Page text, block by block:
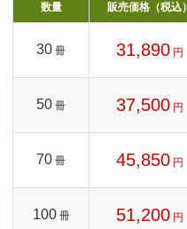
数量 販売価格（税込）
30 冊 31,890 円
50 冊 37,500 円
70 冊 45,850 円
100 冊 51,200 円